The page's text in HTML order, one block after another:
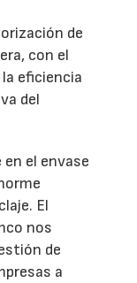
de
con el
eficiencia
del
en el envase
El
nos
de
a